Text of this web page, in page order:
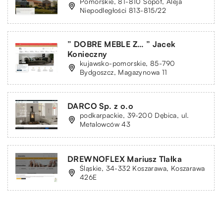
Niepodległości 813-815/22
” DOBRE MEBLE Z… ” Jacek
Konieczny
kujawsko-pomorskie, 85-790
Bydgoszcz, Magazynowa 11
DARCO Sp. z o.o
podkarpackie, 39-200 Dębica, ul.
Metalowców 43
DREWNOFLEX Mariusz Tlałka
Śląskie, 34-332 Koszarawa, Koszarawa
426E